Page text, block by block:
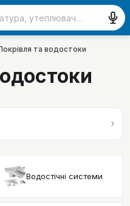
та водостоки
›
Водостічні системи